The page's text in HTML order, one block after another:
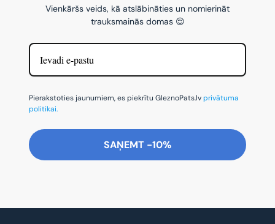
Vienkāršs veids, kā atslābināties un nomierināt
trauksmainās domas 😌
Pierakstoties jaunumiem, es piekrītu GleznoPats.lvprivātuma
politikai.
SAŅEMT -10%